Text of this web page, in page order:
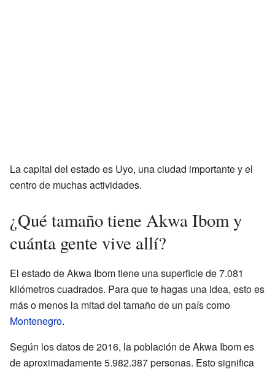
La capital del estado es Uyo, una ciudad importante y el
centro de muchas actividades.
¿Qué tamaño tiene Akwa Ibom y
cuánta gente vive allí?
El estado de Akwa Ibom tiene una superficie de 7.081
kilómetros cuadrados. Para que te hagas una idea, esto es
más o menos la mitad del tamaño de un país como
Montenegro.
Según los datos de 2016, la población de Akwa Ibom es
de aproximadamente 5.982.387 personas. Esto significa